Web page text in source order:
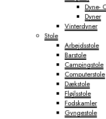
Dyne-
Dyner
Vinterdyner
Stole
Arbejdsstole
Barstole
Campingstole
Computerstole
Dækstole
Fløjlsstole
Fodskamler
Gyngestole